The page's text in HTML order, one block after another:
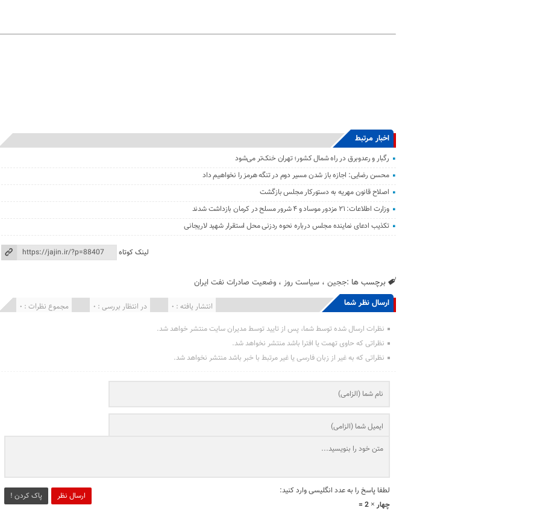
اخبار مرتبط
رگبار و رعدوبرق در راه شمال کشور؛ تهران خنک‌تر می‌شود
محسن رضایی: اجازه باز شدن مسیر دوم در تنگه هرمز را نخواهیم داد
اصلاح قانون مهریه به دستورکار مجلس بازگشت
وزارت اطلاعات: ۲۱ مزدور موساد و ۴ شرور مسلح در کرمان بازداشت شدند
تکذیب ادعای نماینده مجلس درباره نحوه ردزنی محل استقرار شهید لاریجانی
لینک کوتاه
برچسب ها :ججین ،سیاست روز ،وضعیت صادرات نفت ایران
ارسال نظر شما مجموع نظرات : 0 در انتظار بررسی : 0 انتشار یافته : 0
نظرات ارسال شده توسط شما، پس از تایید توسط مدیران سایت منتشر خواهد شد.
نظراتی که حاوی تهمت یا افترا باشد منتشر نخواهد شد.
نظراتی که به غیر از زبان فارسی یا غیر مرتبط با خبر باشد منتشر نخواهد شد.
ارسال نظر پاک کردن !
لطفا پاسخ را به عدد انگلیسی وارد کنید:
چهار × 2 =